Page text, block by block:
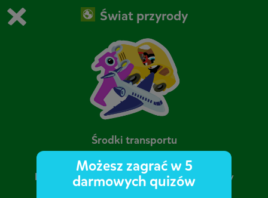
Grasz w wersję demonstracyjną Squli
Kup teraz!
0 1
Świat przyrody
Środki transportu
Pojazdy. Środki lokomocji dawniej i dziś. Osoby
kierujące środkami lokomocji.
Możesz zagrać w 5
darmowych quizów